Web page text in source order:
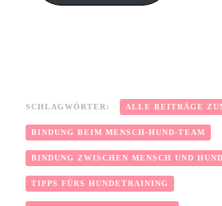
SCHLAGWÖRTER: ALLE BEITRÄGE
BINDUNG BEIM MENSCH-HUND-TEAM
BINDUNG ZWISCHEN MENSCH UND HUND
TIPPS FÜRS HUNDETRAINING